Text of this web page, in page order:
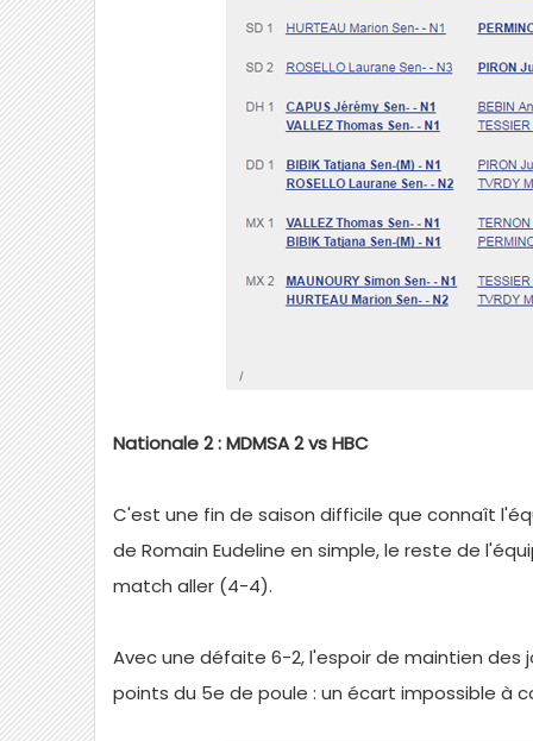
Nationale 2 : MDMSA 2 vs HBC
C'est une fin de saison difficile que connaît
de Romain Eudeline en simple, le reste de
match aller (4-4).
Avec une défaite 6-2, l'espoir de maintien des
points du 5e de poule : un écart impossible à